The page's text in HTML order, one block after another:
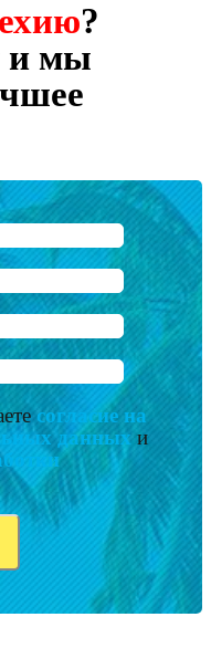
?
и мы
согласие на
данныхи